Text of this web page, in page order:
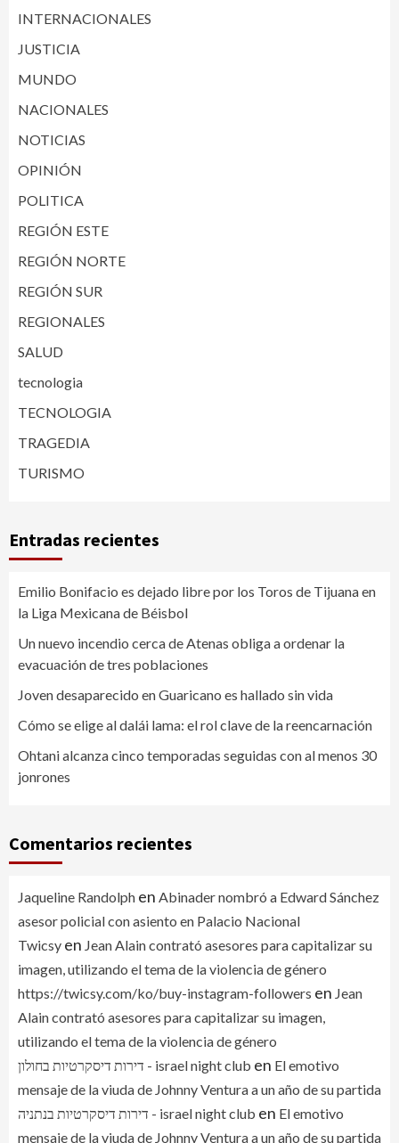
INTERNACIONALES
JUSTICIA
MUNDO
NACIONALES
NOTICIAS
OPINIÓN
POLITICA
REGIÓN ESTE
REGIÓN NORTE
REGIÓN SUR
REGIONALES
SALUD
tecnologia
TECNOLOGIA
TRAGEDIA
TURISMO
Entradas recientes
Emilio Bonifacio es dejado libre por los Toros de Tijuana en
la Liga Mexicana de Béisbol
Un nuevo incendio cerca de Atenas obliga a ordenar la
evacuación de tres poblaciones
Joven desaparecido en Guaricano es hallado sin vida
Cómo se elige al dalái lama: el rol clave de la reencarnación
Ohtani alcanza cinco temporadas seguidas con al menos 30
jonrones
Comentarios recientes
Jaqueline Randolph en Abinader nombró a Edward Sánchez
asesor policial con asiento en Palacio Nacional
Twicsy en Jean Alain contrató asesores para capitalizar su
imagen, utilizando el tema de la violencia de género
https://twicsy.com/ko/buy-instagram-followers en Jean
Alain contrató asesores para capitalizar su imagen,
utilizando el tema de la violencia de género
דירות דיסקרטיות בחולון - israel night club en El emotivo
mensaje de la viuda de Johnny Ventura a un año de su partida
דירות דיסקרטיות בנתניה - israel night club en El emotivo
mensaje de la viuda de Johnny Ventura a un año de su partida